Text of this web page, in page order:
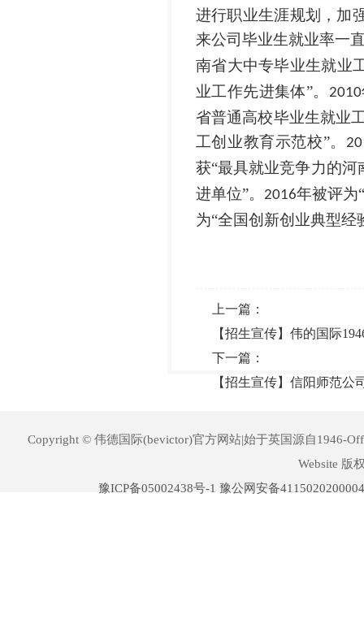
进行职业生涯规划，加
来公司毕业生就业率一
南省大中专毕业生就业
业工作先进集体”。 2010
省普通高校毕业生就业
工创业教育示范校”。
获“最具就业竞争力的河
进单位”。 2016年被评为
为“全国创新创业典型经
上一篇：
【招生宣传】伟的国际
下一篇：
【招生宣传】信阳师范公
Copyright © 伟德国际(bevictor)官方网站|始于英国源自1946-
Website 版
豫ICP备05002438号-1 豫公网安备